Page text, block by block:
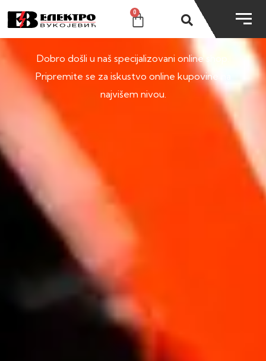
0
SHOP
Dobro došli u naš specijalizovani online shop.
Pripremite se za iskustvo online kupovine na
najvišem nivou.